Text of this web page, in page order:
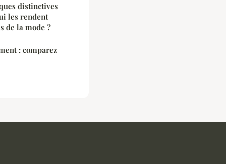
distinctives
les rendent
de la mode ?
: comparez